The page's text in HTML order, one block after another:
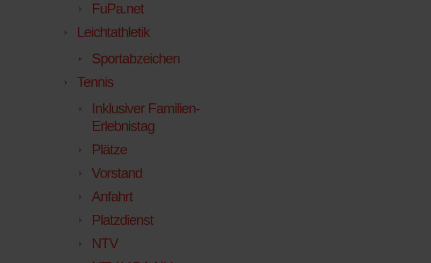
FuPa.net
Leichtathletik
Sportabzeichen
Tennis
Inklusiver Familien-
Erlebnistag
Plätze
Vorstand
Anfahrt
Platzdienst
NTV